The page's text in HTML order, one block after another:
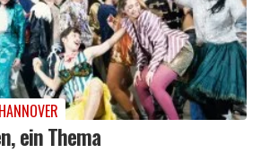
ein Thema